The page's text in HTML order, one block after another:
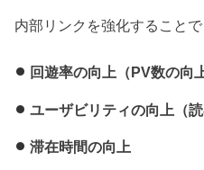
内部リンクを強化することで
回遊率の向上（PV数の向
ユーザビリティの向上（
滞在時間の向上